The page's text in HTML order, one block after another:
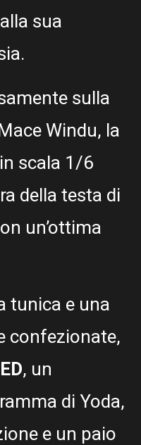
sua
sulla
Windu, la
scala 1/6
della testa di
un’ottima
tunica e una
confezionate,
, un
di Yoda,
e un paio